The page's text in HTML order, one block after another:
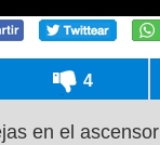
4
en el ascensor